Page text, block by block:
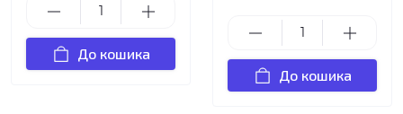
До кошика
До кошика